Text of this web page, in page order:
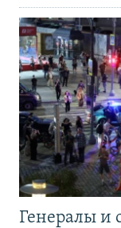
Генералы и